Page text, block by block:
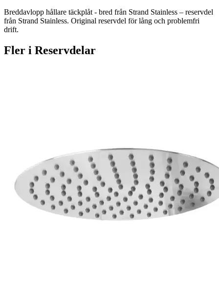
Breddavlopp hållare täckplåt - bred från Strand Stainless – reservdel
från Strand Stainless. Original reservdel för lång och problemfri
drift.
Fler i Reservdelar